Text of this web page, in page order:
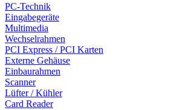
PC-Technik
Eingabegeräte
Multimedia
Wechselrahmen
PCI Express / PCI Karten
Externe Gehäuse
Einbaurahmen
Scanner
Lüfter / Kühler
Card Reader